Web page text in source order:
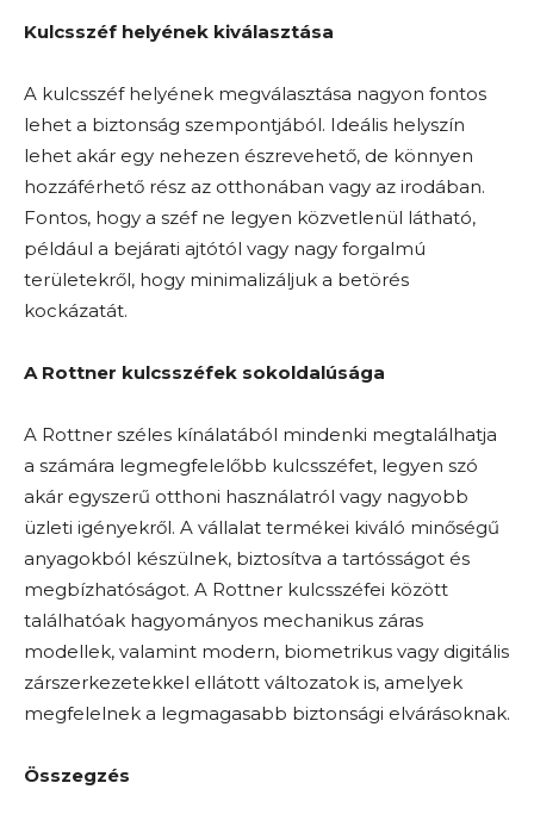
Kulcsszéf helyének kiválasztása
A kulcsszéf helyének megválasztása nagyon fontos
lehet a biztonság szempontjából. Ideális helyszín
lehet akár egy nehezen észrevehető, de könnyen
hozzáférhető rész az otthonában vagy az irodában.
Fontos, hogy a széf ne legyen közvetlenül látható,
például a bejárati ajtótól vagy nagy forgalmú
területekről, hogy minimalizáljuk a betörés
kockázatát.
A Rottner kulcsszéfek sokoldalúsága
A Rottner széles kínálatából mindenki megtalálhatja
a számára legmegfelelőbb kulcsszéfet, legyen szó
akár egyszerű otthoni használatról vagy nagyobb
üzleti igényekről. A vállalat termékei kiváló minőségű
anyagokból készülnek, biztosítva a tartósságot és
megbízhatóságot. A Rottner kulcsszéfei között
találhatóak hagyományos mechanikus záras
modellek, valamint modern, biometrikus vagy digitális
zárszerkezetekkel ellátott változatok is, amelyek
megfelelnek a legmagasabb biztonsági elvárásoknak.
Összegzés